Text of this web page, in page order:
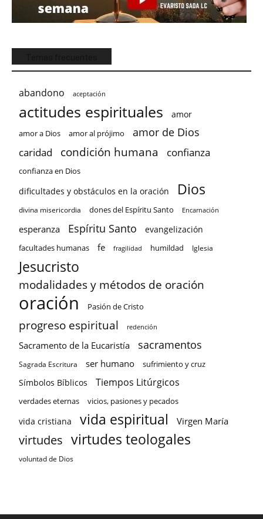
abandono aceptación
actitudes espirituales amor
amor a Dios amor al prójimo amor de Dios
caridad condición humana confianza
confianza en Dios
dificultades y obstáculos en la oración Dios
divina misericordia dones del Espíritu Santo Encarnación
esperanza Espíritu Santo evangelización
facultades humanas fe fragilidad humildad Iglesia
Jesucristo
modalidades y métodos de oración
oración Pasión de Cristo
progreso espiritual redención
Sacramento de la Eucaristía sacramentos
Sagrada Escritura ser humano sufrimiento y cruz
Símbolos Bíblicos Tiempos Litúrgicos
verdades eternas vicios, pasiones y pecados
vida cristiana vida espiritual Virgen María
virtudes virtudes teologales
voluntad de Dios